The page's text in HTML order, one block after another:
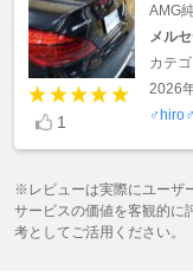
1
AMG
メル
カテ
2026
♂hiro♂
※レビューは実際にユーザ
サービスの価値を客観的に
考としてご活用ください。